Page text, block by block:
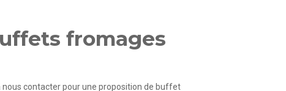
fromages
nous contacter pour une proposition de buffet